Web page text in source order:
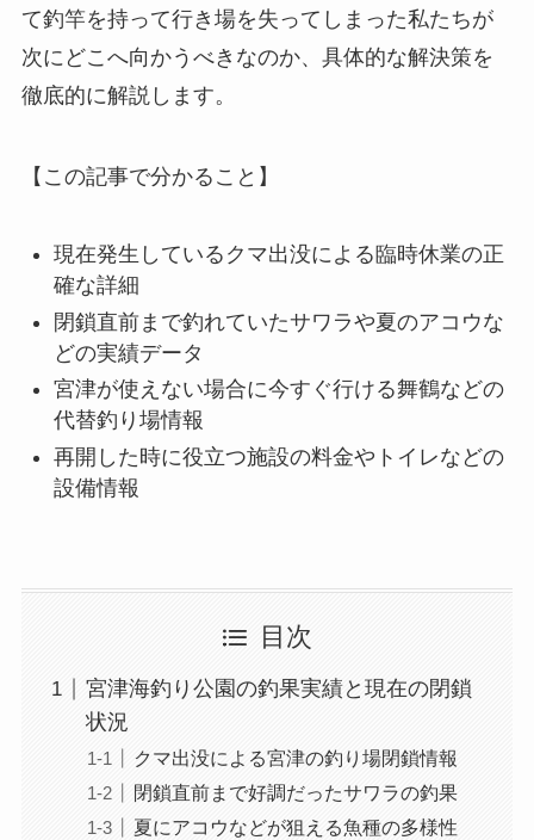
て釣竿を持って行き場を失ってしまった私たちが
次にどこへ向かうべきなのか、具体的な解決策を
徹底的に解説します。
【この記事で分かること】
現在発生しているクマ出没による臨時休業の正
確な詳細
閉鎖直前まで釣れていたサワラや夏のアコウな
どの実績データ
宮津が使えない場合に今すぐ行ける舞鶴などの
代替釣り場情報
再開した時に役立つ施設の料金やトイレなどの
設備情報
目次
宮津海釣り公園の釣果実績と現在の閉鎖
状況
クマ出没による宮津の釣り場閉鎖情報
閉鎖直前まで好調だったサワラの釣果
夏にアコウなどが狙える魚種の多様性